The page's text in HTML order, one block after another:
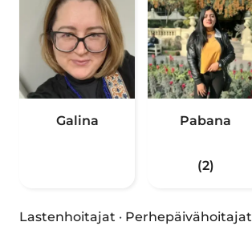
Galina Pabana
(2)
Lastenhoitajat · Perhepäivähoitajat